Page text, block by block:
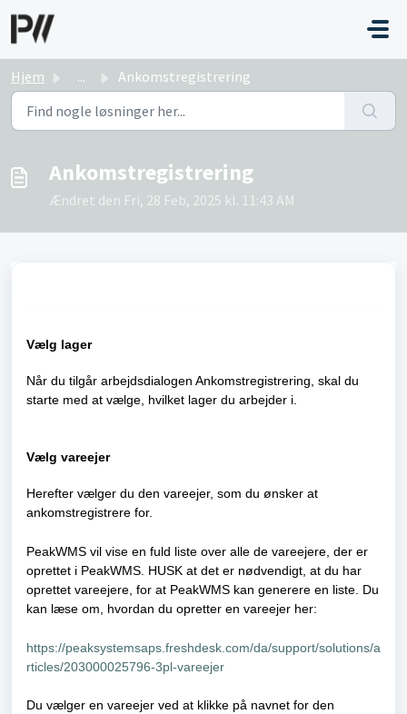
Hjem ... Ankomstregistrering
Ankomstregistrering
Ændret den Fri, 28 Feb, 2025 kl. 11:43 AM
Vælg lager
Når du tilgår arbejdsdialogen Ankomstregistrering, skal du
starte med at vælge, hvilket lager du arbejder i.
Vælg vareejer
Herefter vælger du den vareejer, som du ønsker at
ankomstregistrere for.
PeakWMS vil vise en fuld liste over alle de vareejere, der er
oprettet i PeakWMS. HUSK at det er nødvendigt, at du har
oprettet vareejere, for at PeakWMS kan generere en liste. Du
kan læse om, hvordan du opretter en vareejer her:
https://peaksystemsaps.freshdesk.com/da/support/solutions/a
rticles/203000025796-3pl-vareejer
Du vælger en vareejer ved at klikke på navnet for den